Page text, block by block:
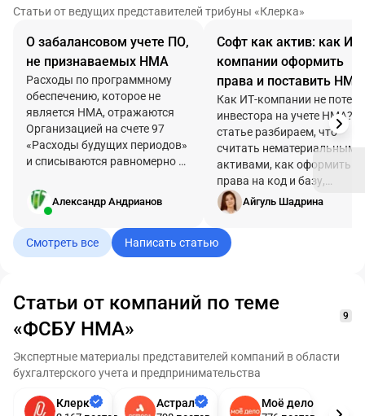
Статьи от ведущих представителей трибуны «Клерка»
О забалансовом учете ПО,
не признаваемых НМА
Расходы по программному
обеспечению, которое не
является НМА, отражаются
Организацией на счете 97
«Расходы будущих периодов»
и списываются равномерно в
Необходимо ли вести
параллельно забалансовый
учет данного объекта?
Александр Андрианов
Софт как актив: как ИТ-
компании оформить
права и поставить
учет по ФСБУ 14/2022
Как ИТ-компании не
инвестора на учете НМА? В
статье разбираем, что
считать нематериальными
активами, как оформить
права на код и базу,
поставить софт на баланс
ФСБУ 14/2022, попасть в
Реестр ПО и избежать
типичных ошибок
Айгуль Шадрина
Смотреть все Написать статью
Статьи от компаний по теме
«ФСБУ НМА»
9
Экспертные материалы представителей компаний в области
бухгалтерского учета и предпринимательства
Клерк Астрал Моё дело